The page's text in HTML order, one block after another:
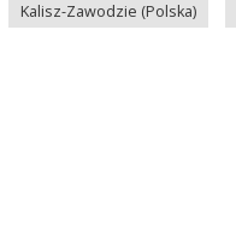
Kalisz-Zawodzie (Polska)